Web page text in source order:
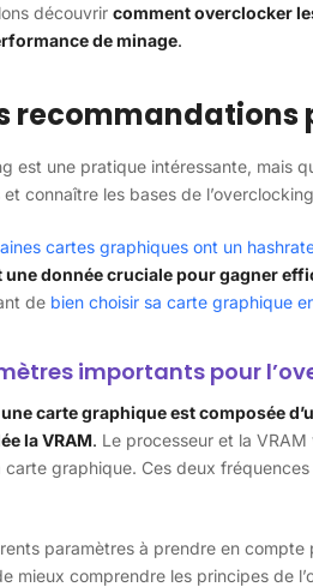
découvrircomment overclocker
de minage.
recommandations
est une pratique intéressante, mais
et connaître les bases de
cartes graphiques ont un
une donnée cruciale pour gagner
de bien choisir sa carte graphique
importants pour
une carte graphique est composée
la VRAM. Le processeur et la
carte graphique. Ces deux
paramètres à prendre en compte
mieux comprendre les principes de